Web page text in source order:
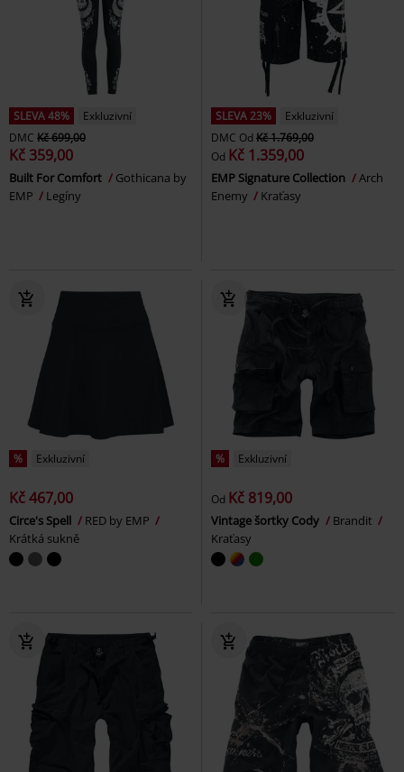
SLEVA 48%
Exkluzivní
DMC Kč 699,00
Kč 359,00
Built For Comfort
Gothicana by
EMP
Legíny
SLEVA 23%
Exkluzivní
DMC Od Kč 1.769,00
Od Kč 1.359,00
EMP Signature Collection
Arch
Enemy
Kraťasy
% Exkluzivní
Kč 467,00
Circe's Spell
RED by EMP
Krátká sukně
% Exkluzivní
Od Kč 819,00
Vintage šortky Cody
Brandit
Kraťasy